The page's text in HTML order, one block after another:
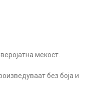
мекост.
без боја и